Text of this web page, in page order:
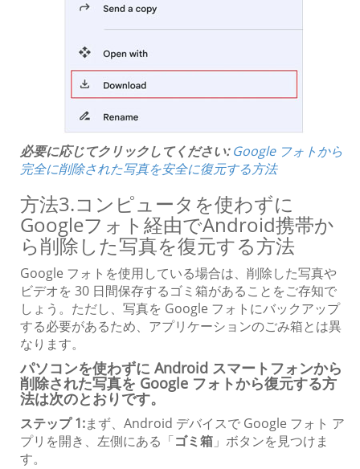
必要に応じてクリックしてください: Google フォトから
完全に削除された写真を安全に復元する方法
方法3.コンピュータを使わずに
Googleフォト経由でAndroid携帯か
ら削除した写真を復元する方法
Google フォトを使用している場合は、削除した写真や
ビデオを 30 日間保存するゴミ箱があることをご存知で
しょう。ただし、写真を Google フォトにバックアップ
する必要があるため、アプリケーションのごみ箱とは異
なります。
パソコンを使わずに Android スマートフォンから
削除された写真を Google フォトから復元する方
法は次のとおりです。
ステップ 1:まず、Android デバイスで Google フォト ア
プリを開き、左側にある「ゴミ箱 」ボタンを見つけま
す。